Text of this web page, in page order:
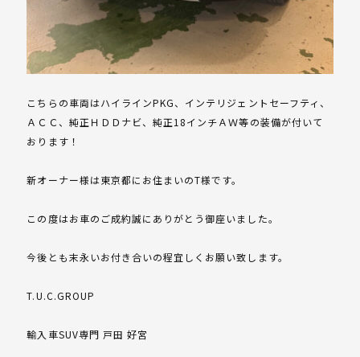
こちらの車両はハイラインPKG、インテリジェントセーフティ、
ＡＣＣ、純正ＨＤＤナビ、純正18インチＡＷ等の装備が付いて
おります！
新オーナー様は東京都にお住まいのT様です。
この度はお車のご成約誠にありがとう御座いました。
今後とも末永いお付き合いの程宜しくお願い致します。
T.U.C.GROUP
輸入車SUV専門 戸田 好宮